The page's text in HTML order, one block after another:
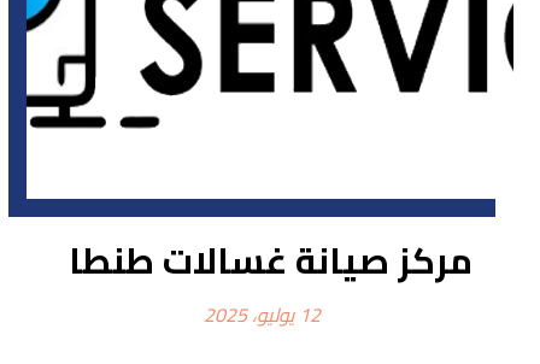
مركز صيانة غسالات طنطا
12 يوليو، 2025